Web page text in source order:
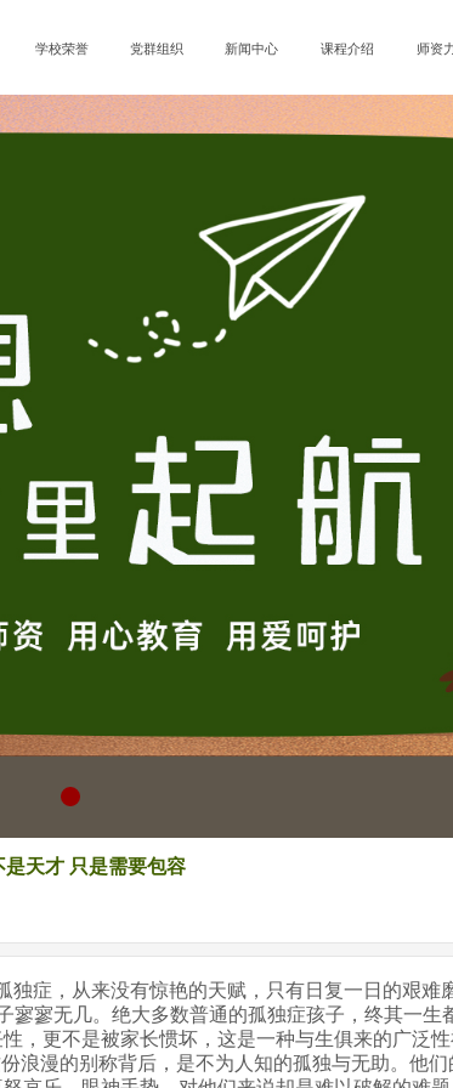
学校荣誉 党群组织 新闻中心 课程介绍 师资
是天才 只是需要包容
症，从来没有惊艳的天赋，只有日复一日的艰难
寥无几。绝大多数普通的孤独症孩子，终其一生
，更不是被家长惯坏，这是一种与生俱来的广泛
浪漫的别称背后，是不为人知的孤独与无助。他